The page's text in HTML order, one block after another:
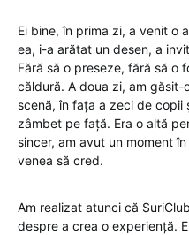
Ei bine, în prima zi, a venit o
ea, i-a arătat un desen, a
Fără să o preseze, fără să o
căldură. A doua zi, am
scenă, în fața a zeci de copii
zâmbet pe față. Era o altă
sincer, am avut un moment
venea să cred.
Am realizat atunci că
despre a crea o experiență.